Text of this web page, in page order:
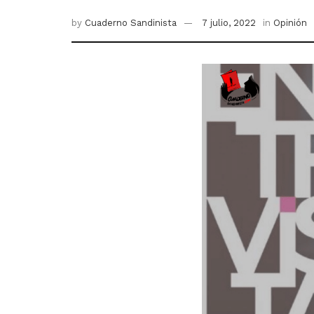
by Cuaderno Sandinista 7 julio, 2022 in Opinión